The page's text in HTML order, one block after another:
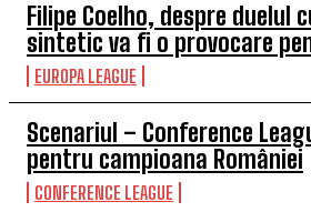
Filipe Coelho, despre duelul
sintetic va fi o provocare
EUROPA LEAGUE
Scenariul – Conference
pentru campioana României
CONFERENCE LEAGUE